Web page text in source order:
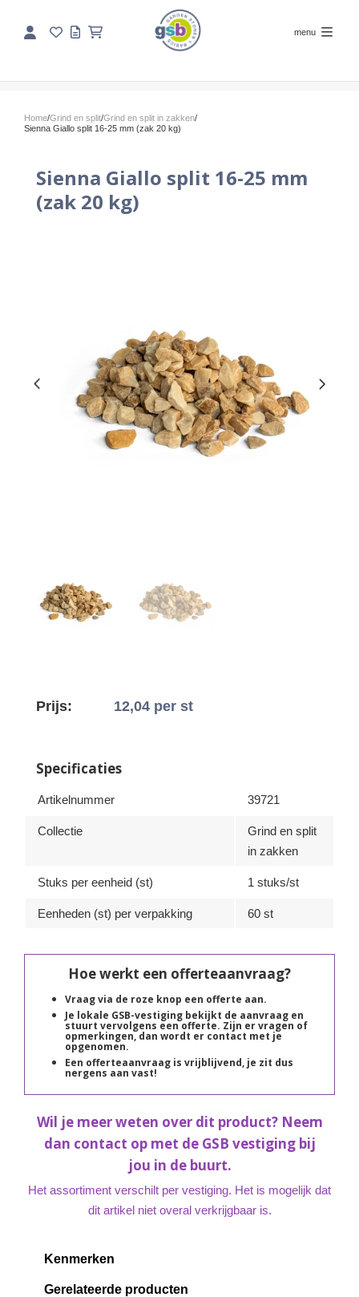
menu
Home/Grind en split/Grind en split in zakken/
Sienna Giallo split 16-25 mm (zak 20 kg)
Sienna Giallo split 16-25 mm
(zak 20 kg)
Prijs: 12,04 per st
Specificaties
Artikelnummer 39721
Collectie
Grind en split
in zakken
Stuks per eenheid (st) 1 stuks/st
Eenheden (st) per verpakking 60 st
Hoe werkt een offerteaanvraag?
Vraag via de roze knop een offerte aan.
Je lokale GSB-vestiging bekijkt de aanvraag en
stuurt vervolgens een offerte. Zijn er vragen of
opmerkingen, dan wordt er contact met je
opgenomen.
Een offerteaanvraag is vrijblijvend, je zit dus
nergens aan vast!
Wil je meer weten over dit product? Neem
dan contact op met de GSB vestiging bij
jou in de buurt.
Het assortiment verschilt per vestiging. Het is mogelijk dat
dit artikel niet overal verkrijgbaar is.
Kenmerken
Gerelateerde producten